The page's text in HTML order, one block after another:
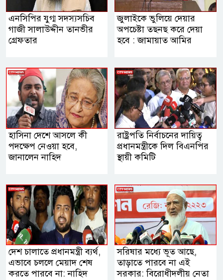
এনসিপির যুগ্ম সদস্যসচিব
গাজী সালাউদ্দীন তানভীর
গ্রেফতার
জুলাইকে ভুলিয়ে দেয়ার
অপচেষ্টা তছনছ করে দেয়া
হবে : জামায়াত আমির
হাসিনা দেশে আসলে কী
পদক্ষেপ নেওয়া হবে,
জানালেন নাহিদ
রাষ্ট্রপতি নির্বাচনের দায়িত্ব
প্রধানমন্ত্রীকে দিল বিএনপির
স্থায়ী কমিটি
দেশ চালাতে প্রধানমন্ত্রী ব্যর্থ,
এভাবে চললে মেয়াদ শেষ
করতে পারবে না: নাহিদ
সরিষার মধ্যে ভূত আছে,
তাড়াতে পারবে না এই
সরকার: বিরোধীদলীয় নেতা